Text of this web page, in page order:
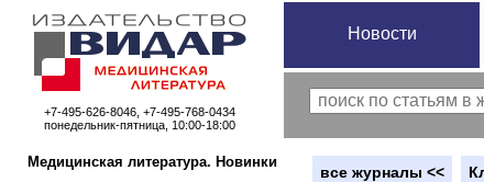
+7-495-626-8046, +7-495-768-0434
понедельник-пятница, 10:00-18:00
Новости
Медицинская литература. Новинки
вce журналы <<